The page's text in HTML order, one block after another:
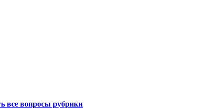
все вопросы рубрики